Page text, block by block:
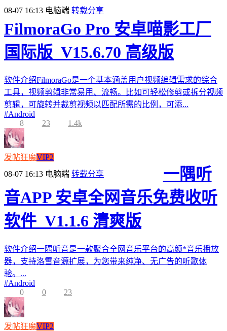
08-07 16:13 电脑端 转载分享
FilmoraGo Pro 安卓喵影工厂
国际版_V15.6.70 高级版
软件介绍FilmoraGo是一个基本涵盖用户视频编辑需求的综合
工具，视频剪辑非常易用、流畅。比如可轻松修剪或拆分视频
剪辑，可旋转并裁剪视频以匹配所需的比例，可添...
#Android
8
23 1.4k
发帖狂魔VIP2
08-07 16:13 电脑端 转载分享
一隅听
音APP 安卓全网音乐免费收听
软件_V1.1.6 清爽版
软件介绍一隅听音是一款聚合全网音乐平台的高颜*音乐播放
器，支持洛雪音源扩展，为您带来纯净、无广告的听歌体
验。...
#Android
0
0 23
发帖狂魔VIP2